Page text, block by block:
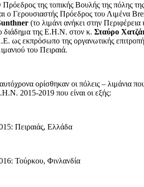
της τοπικής Βουλής της πόλης
ο Γερουσιαστής Πρόεδρος του Λιμένα
(το λιμάνι ανήκει στην
διάδημα της Ε.Η.Ν. στον κ.Σταύρο
ως εκπρόσωπο της οργανωτικής
του Πειραιά.
ορίσθηκαν οι πόλεις – λιμάνια
2015-2019 που είναι οι εξής:
Πειραιάς, Ελλάδα
Τούρκου, Φινλανδία